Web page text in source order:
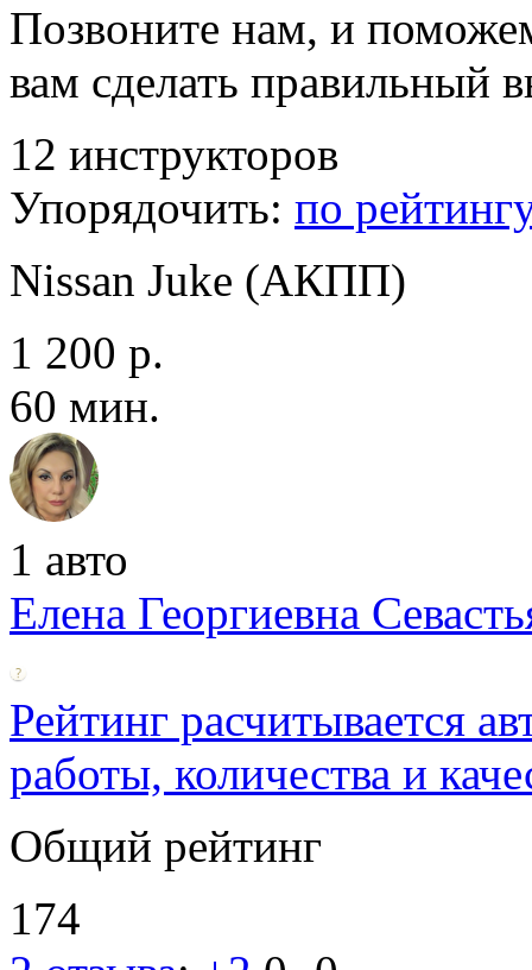
Позвоните нам, и
вам сделать правильный
12 инструкторов
Упорядочить: по
Nissan Juke (АКПП)
1 200 р.
60 мин.
1 авто
Елена Георгиевна
Рейтинг расчитывается
работы, количества и
Общий рейтинг
174